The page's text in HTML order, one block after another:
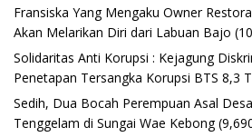
Fransiska Yang Mengaku Owner
Akan Melarikan Diri dari Labuan Bajo
Solidaritas Anti Korupsi : Kejagung
Penetapan Tersangka Korupsi BTS 8,3
Sedih, Dua Bocah Perempuan Asal
Tenggelam di Sungai Wae Kebong